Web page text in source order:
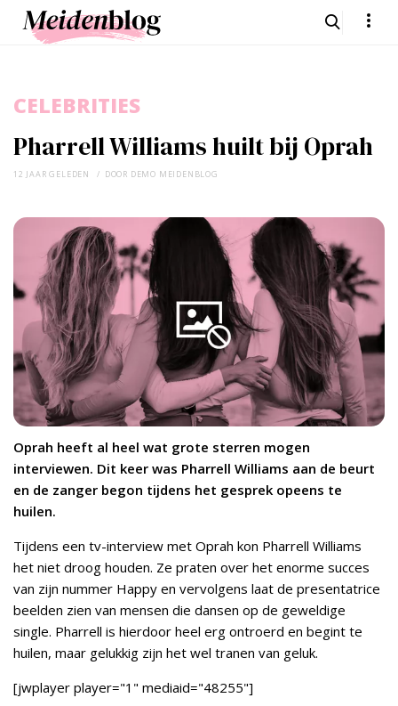
Pharrell Williams huilt bij Oprah
CELEBRITIES
12 JAAR GELEDEN DOOR DEMO MEIDENBLOG
Oprah heeft al heel wat grote sterren mogen
interviewen. Dit keer was Pharrell Williams aan de beurt
en de zanger begon tijdens het gesprek opeens te
huilen.
Tijdens een tv-interview met Oprah kon Pharrell Williams
het niet droog houden. Ze praten over het enorme succes
van zijn nummer Happy en vervolgens laat de presentatrice
beelden zien van mensen die dansen op de geweldige
single. Pharrell is hierdoor heel erg ontroerd en begint te
huilen, maar gelukkig zijn het wel tranen van geluk.
[jwplayer player="1" mediaid="48255"]